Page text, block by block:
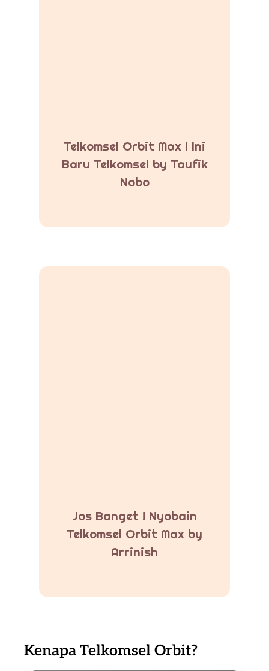
Telkomsel Orbit Max l Ini
Baru Telkomsel by Taufik
Nobo
Jos Banget ! Nyobain
Telkomsel Orbit Max by
Arrinish
Kenapa Telkomsel Orbit?